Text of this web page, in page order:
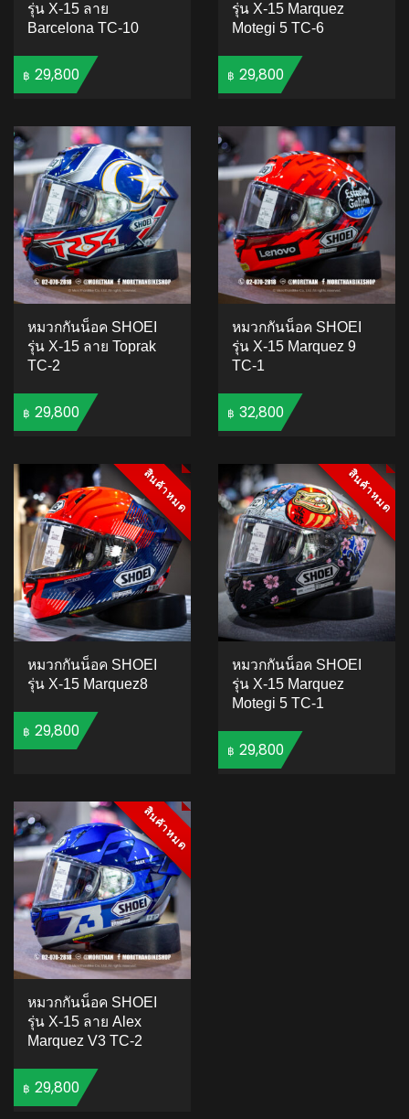
รุ่น X-15 ลาย
Barcelona TC-10
฿ 29,800
รุ่น X-15 Marquez
Motegi 5 TC-6
฿ 29,800
หมวกกันน็อค SHOEI
รุ่น X-15 ลาย Toprak
TC-2
฿ 29,800
หมวกกันน็อค SHOEI
รุ่น X-15 Marquez 9
TC-1
฿ 32,800
สินค้าหมด
สินค้าหมด
หมวกกันน็อค SHOEI
รุ่น X-15 Marquez8
฿ 29,800
สินค้าหมด
สินค้าหมด
หมวกกันน็อค SHOEI
รุ่น X-15 Marquez
Motegi 5 TC-1
฿ 29,800
สินค้าหมด
สินค้าหมด
หมวกกันน็อค SHOEI
รุ่น X-15 ลาย Alex
Marquez V3 TC-2
฿ 29,800